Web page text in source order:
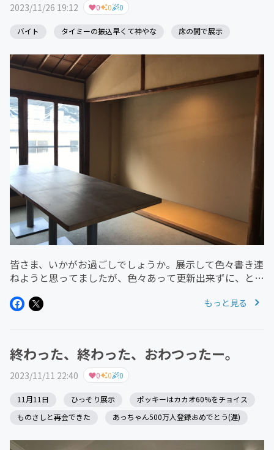
2023/11/26 19:12 0 0 0
バイト タイミーの振込早くて神やな 床の間で展示
皆さま、いかがお過ごしでしょうか。展示して色々書き連
ねようと思ってましたが、色々あって更新出来ずに、とに
分空いてしまいました(›´A`‹ )ｹﾞｯｿﾘああー！熱気が！熱気
もっと見る
終わった、終わった、おわつったー。
2023/11/11 22:40 0 0 0
11月11日 ひっそり展示
ポッキーはカカオ60%をチョイス
ものさしと再会できた
あっちゃん500万人登録おめでとう(遅)